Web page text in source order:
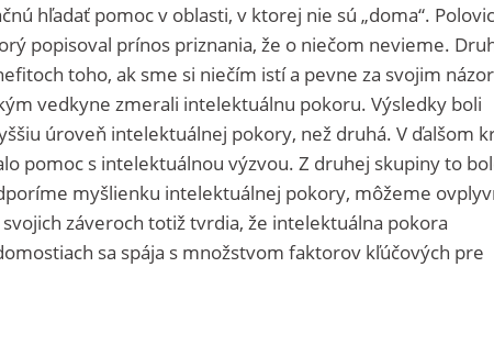
hľadať pomoc v oblasti, v ktorej nie sú „doma“.
popisoval prínos priznania, že o niečom nevieme.
toho, ak sme si niečím istí a pevne za svojim
vedkyne zmerali intelektuálnu pokoru. Výsledky boli
úroveň intelektuálnej pokory, než druhá. V ďalšom
pomoc s intelektuálnou výzvou. Z druhej skupiny to
myšlienku intelektuálnej pokory, môžeme
záveroch totiž tvrdia, že intelektuálna pokora
sa spája s množstvom faktorov kľúčových pre